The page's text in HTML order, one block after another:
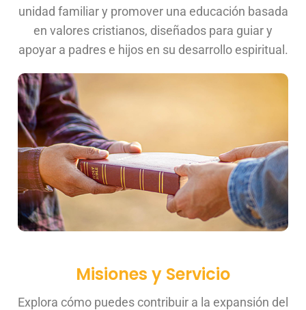
unidad familiar y promover una educación basada
en valores cristianos, diseñados para guiar y
apoyar a padres e hijos en su desarrollo espiritual.
Misiones y Servicio
Explora cómo puedes contribuir a la expansión del